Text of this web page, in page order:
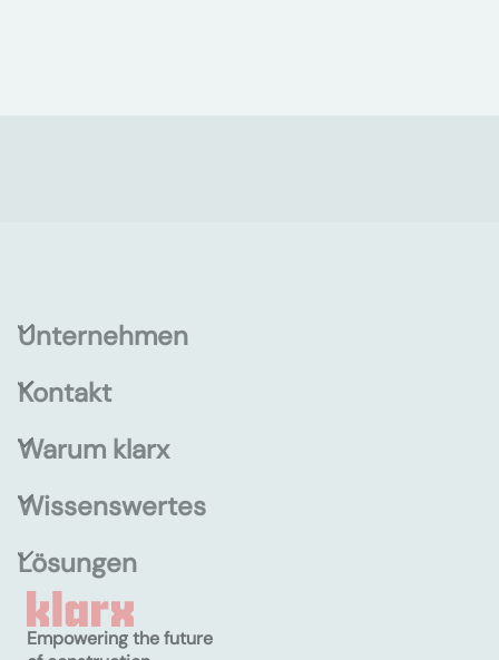
Unternehmen
Kontakt
Warum klarx
Wissenswertes
Lösungen
Empowering the future